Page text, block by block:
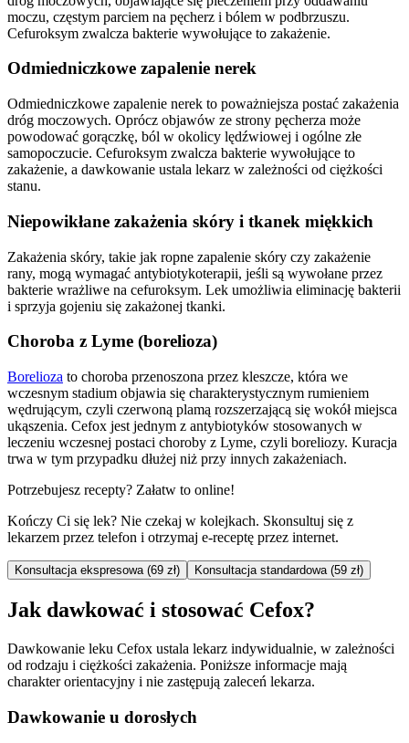
moczu, częstym parciem na pęcherz i bólem w podbrzuszu.
Cefuroksym zwalcza bakterie wywołujące to zakażenie.
Odmiedniczkowe zapalenie nerek
Odmiedniczkowe zapalenie nerek to poważniejsza postać zakażenia
dróg moczowych. Oprócz objawów ze strony pęcherza może
powodować gorączkę, ból w okolicy lędźwiowej i ogólne złe
samopoczucie. Cefuroksym zwalcza bakterie wywołujące to
zakażenie, a dawkowanie ustala lekarz w zależności od ciężkości
stanu.
Niepowikłane zakażenia skóry i tkanek miękkich
Zakażenia skóry, takie jak ropne zapalenie skóry czy zakażenie
rany, mogą wymagać antybiotykoterapii, jeśli są wywołane przez
bakterie wrażliwe na cefuroksym. Lek umożliwia eliminację bakterii
i sprzyja gojeniu się zakażonej tkanki.
Choroba z Lyme (borelioza)
Borelioza to choroba przenoszona przez kleszcze, która we
wczesnym stadium objawia się charakterystycznym rumieniem
wędrującym, czyli czerwoną plamą rozszerzającą się wokół miejsca
ukąszenia. Cefox jest jednym z antybiotyków stosowanych w
leczeniu wczesnej postaci choroby z Lyme, czyli boreliozy. Kuracja
trwa w tym przypadku dłużej niż przy innych zakażeniach.
Potrzebujesz recepty? Załatw to online!
Kończy Ci się lek? Nie czekaj w kolejkach. Skonsultuj się z
lekarzem przez telefon i otrzymaj e-receptę przez internet.
Konsultacja ekspresowa (69 zł) Konsultacja standardowa (59 zł)
Jak dawkować i stosować Cefox?
Dawkowanie leku Cefox ustala lekarz indywidualnie, w zależności
od rodzaju i ciężkości zakażenia. Poniższe informacje mają
charakter orientacyjny i nie zastępują zaleceń lekarza.
Dawkowanie u dorosłych